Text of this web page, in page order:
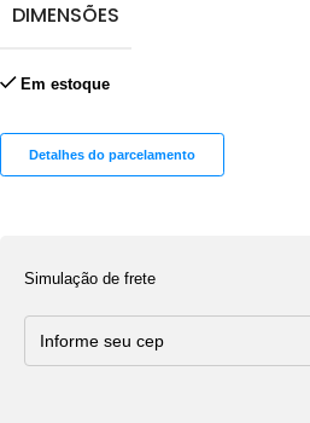
DIMENSÕES
Em estoque
Detalhes do parcelamento
Simulação de frete